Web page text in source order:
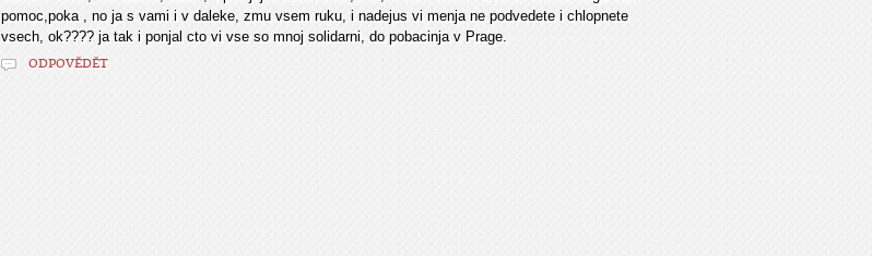
pomoc,poka , no ja s vami i v daleke, zmu vsem ruku, i nadejus vi menja ne podvedete i chlopnete
vsech, ok???? ja tak i ponjal cto vi vse so mnoj solidarni, do pobacinja v Prage.
ODPOVĚDĚT